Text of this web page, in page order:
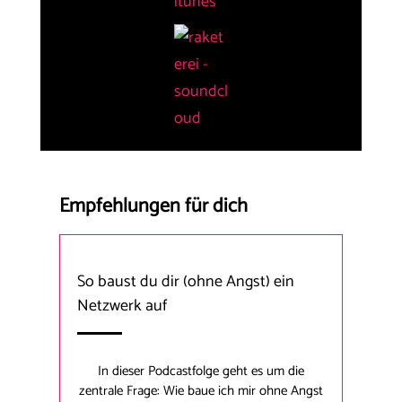
Empfehlungen für dich
So baust du dir (ohne Angst) ein
Netzwerk auf
In dieser Podcastfolge geht es um die
zentrale Frage: Wie baue ich mir ohne Angst